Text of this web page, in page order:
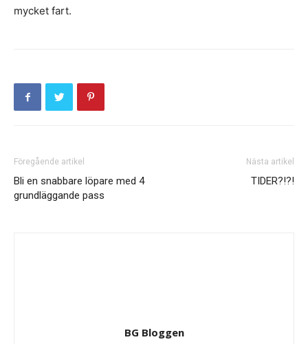
mycket fart.
Föregående artikel
Bli en snabbare löpare med 4
grundläggande pass
Nästa artikel
TIDER?!?!
BG Bloggen